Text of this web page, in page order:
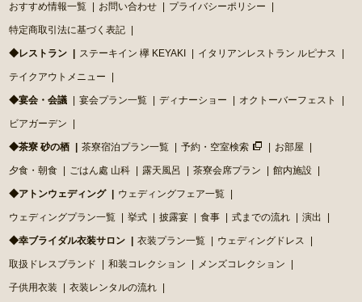
おすすめ情報一覧 お問い合わせ プライバシーポリシー
特定商取引法に基づく表記
◆レストラン ステーキイン 欅 KEYAKI イタリアンレストラン ルピナス
テイクアウトメニュー
◆宴会・会議 宴会プラン一覧 ディナーショー オクトーバーフェスト
ビアガーデン
◆茶寮 砂の栖 茶寮宿泊プラン一覧 予約・空室検索 お部屋
夕食・朝食 ごはん處 山科 露天風呂 茶寮会席プラン 館内施設
◆アトンウェディング ウェディングフェア一覧
ウェディングプラン一覧 挙式 披露宴 食事 式までの流れ 演出
◆幸ブライダル衣装サロン 衣装プラン一覧 ウェディングドレス
取扱ドレスブランド 和装コレクション メンズコレクション
子供用衣装 衣装レンタルの流れ